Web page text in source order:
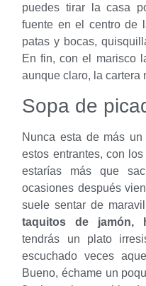
puedes tirar la casa
fuente en el centro de
patas y bocas,
En fin, con el marisco
aunque claro, la cartera
Sopa de
Nunca esta de más
estos entrantes, con
estarías más que
ocasiones después
suele sentar de
taquitos de jamón,
tendrás un plato
escuchado veces
Bueno, échame un